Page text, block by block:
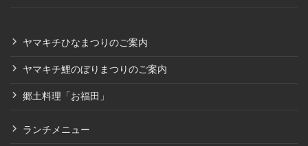
ヤマキチひなまつりのご案内
ヤマキチ鯉のぼりまつりのご案内
郷土料理「お福田」
ランチメニュー